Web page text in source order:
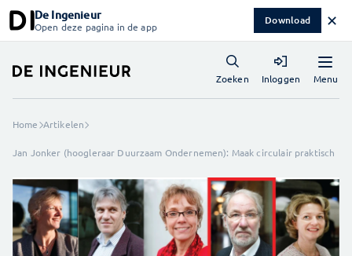
De Ingenieur
Open deze pagina in de app Download ✕
Menu
Zoeken Inloggen
Home Artikelen
Jan Jonker (hoogleraar Duurzaam Ondernemen): Maak circulair praktisch